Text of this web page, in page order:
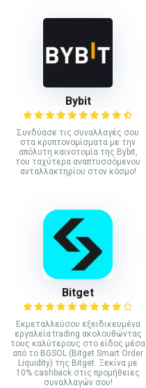
Bybit
Συνδύασε τις συναλλαγές σου
στα κρυπτονομίσματα με την
απόλυτη καινοτομία της Bybit,
του ταχύτερα αναπτυσσόμενου
ανταλλακτηρίου στον κόσμο!
Bitget
Εκμεταλλεύσου εξειδικευμένα
εργαλεία trading ακολουθώντας
τους καλύτερους στο είδος μέσα
από το BGSOL (Bitget Smart Order
Liquidity) της Bitget. Ξεκίνα με
10% cashback στις προμήθειες
συναλλαγών σου!